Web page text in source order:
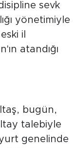
sevk
yönetimiyle
il
atandığı
bugün,
talebiyle
genelinde